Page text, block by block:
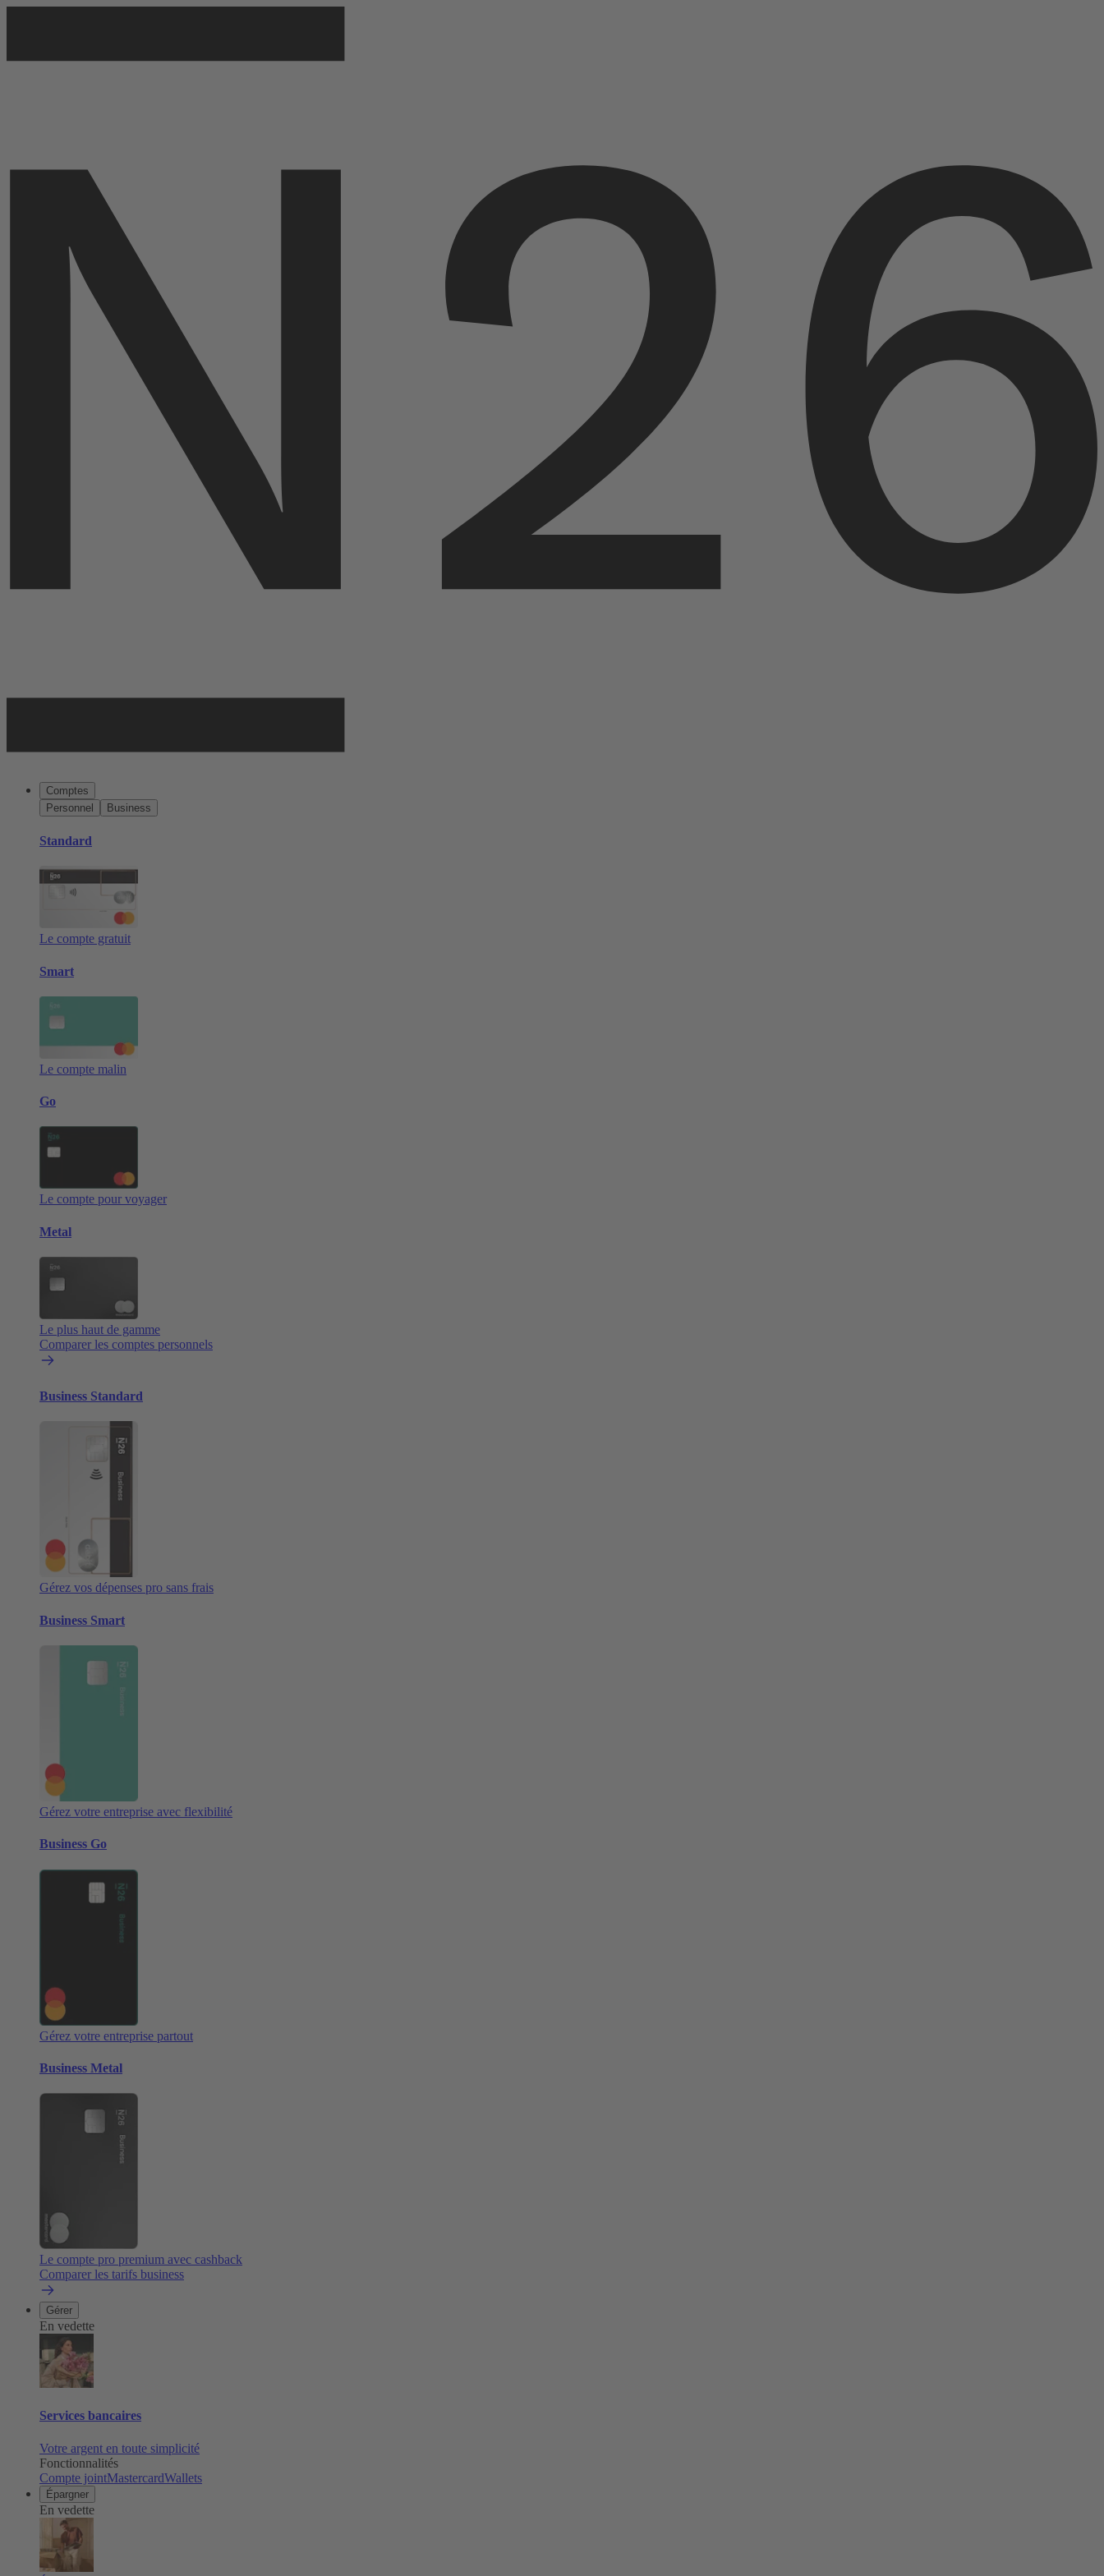
Comptes
Personnel
Business
Standard
Le compte gratuit
Smart
Le compte malin
Go
Le compte pour voyager
Metal
Le plus haut de gamme
Comparer les comptes personnels
Business Standard
Gérez vos dépenses pro sans frais
Business Smart
Gérez votre entreprise avec flexibilité
Business Go
Gérez votre entreprise partout
Business Metal
Le compte pro premium avec cashback
Comparer les tarifs business
Gérer
En vedette
Services bancaires
Votre argent en toute simplicité
Fonctionnalités
Compte jointMastercardWallets
Épargner
En vedette